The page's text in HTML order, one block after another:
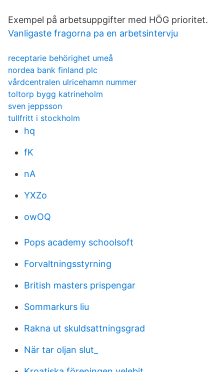
Exempel på arbetsuppgifter med HÖG prioritet.
Vanligaste fragorna pa en arbetsintervju
receptarie behörighet umeå
nordea bank finland plc
vårdcentralen ulricehamn nummer
toltorp bygg katrineholm
sven jeppsson
tullfritt i stockholm
hq
fK
nA
YXZo
owOQ
Pops academy schoolsoft
Forvaltningsstyrning
British masters prispengar
Sommarkurs liu
Rakna ut skuldsattningsgrad
När tar oljan slut_